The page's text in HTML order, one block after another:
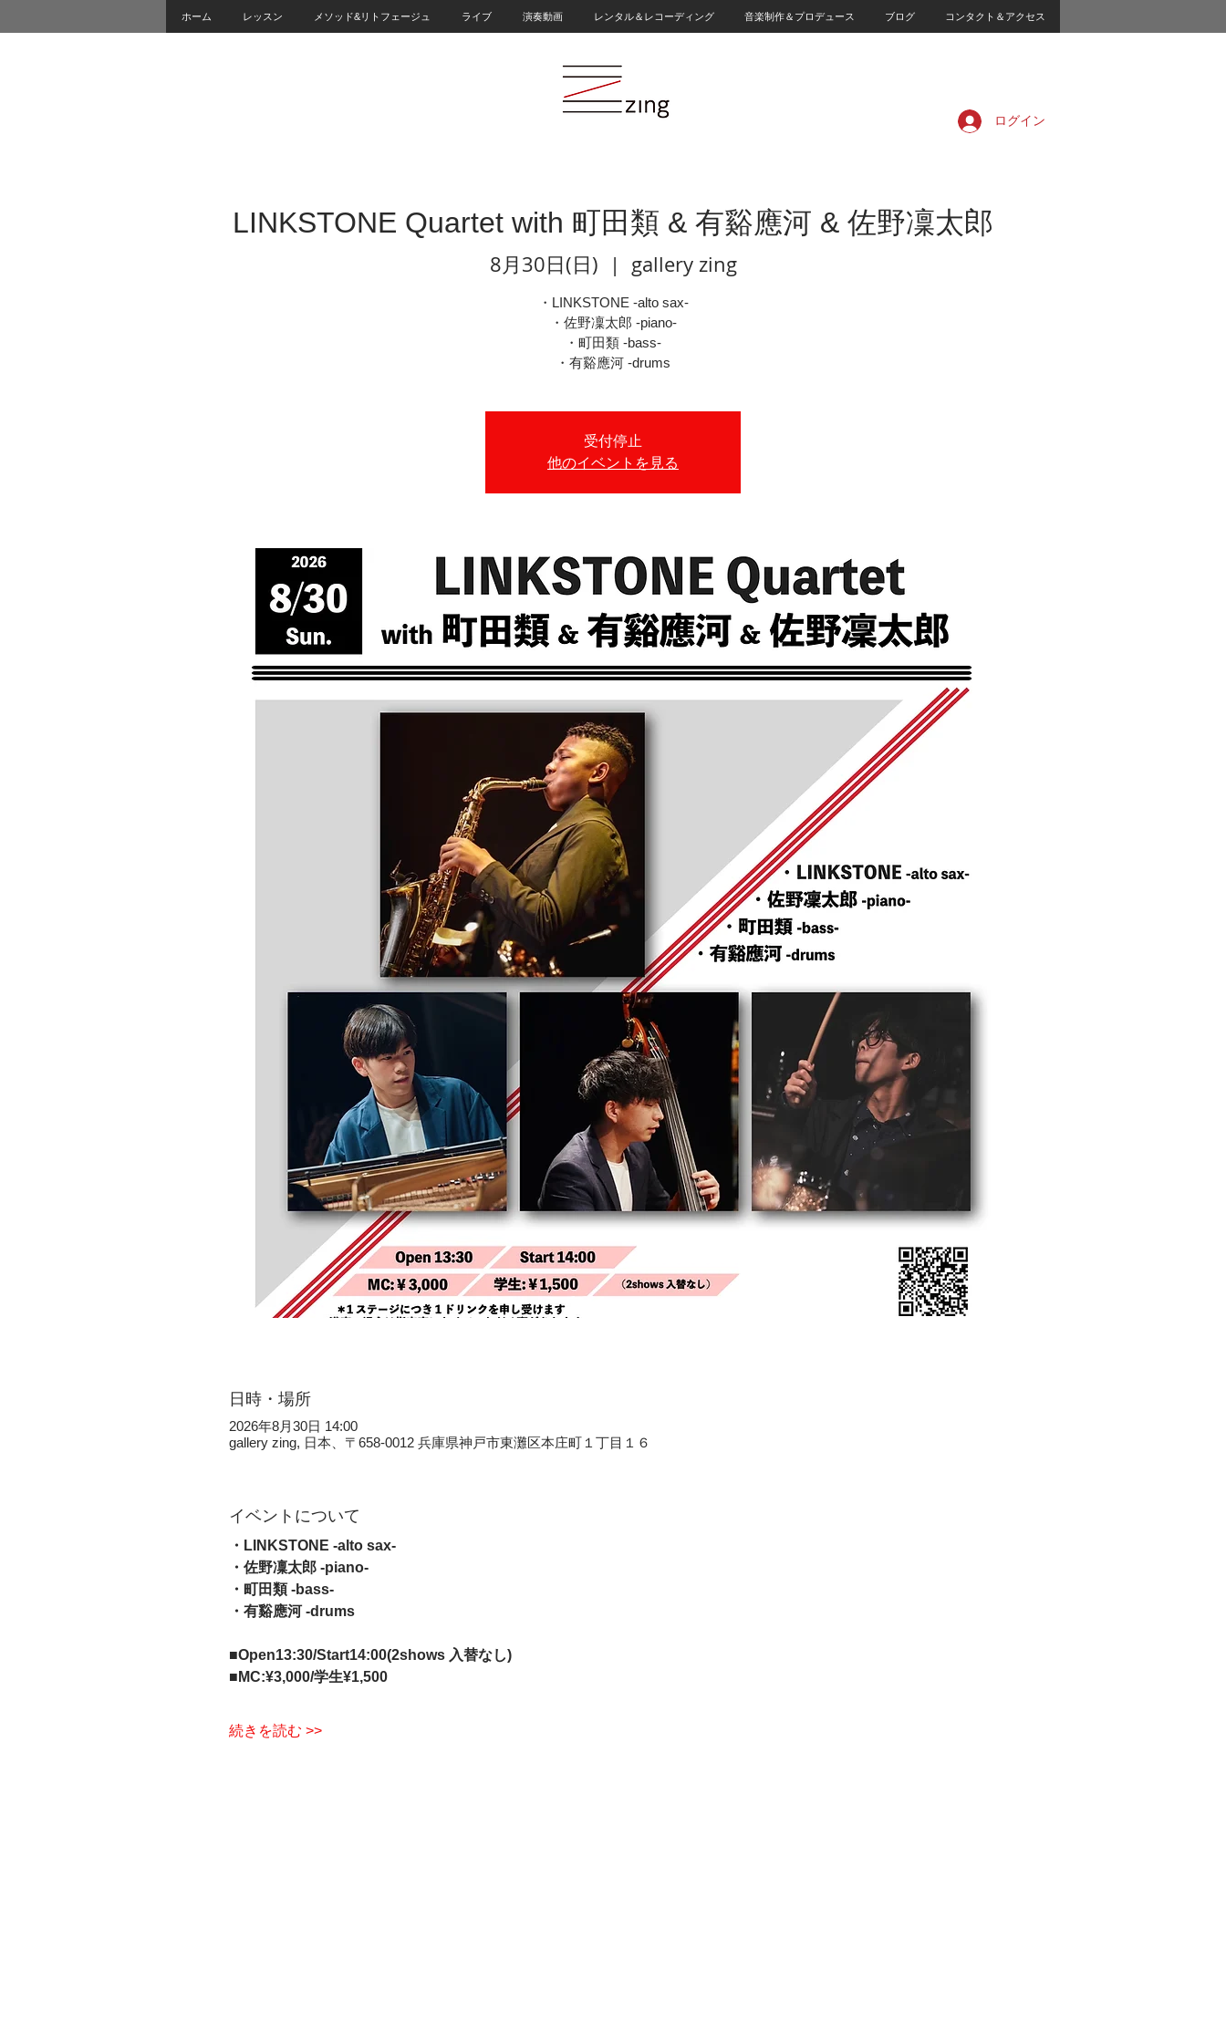
ホーム レッスン メソッド&リトフェージュ ライブ 演奏動画 レンタル＆レコーディング 音楽制作＆プロデュース ブログ コンタクト＆アクセス
ログイン
LINKSTONE Quartet with 町田類 & 有谿應河 & 佐野凜太郎
8月30日(日)
  |
gallery zing
・LINKSTONE -alto sax-
・佐野凜太郎 -piano-
・町田類 -bass-
・有谿應河 -drums
受付停止
他のイベントを見る
日時・場所
2026年8月30日 14:00
gallery zing, 日本、〒658-0012 兵庫県神戸市東灘区本庄町１丁目１６
イベントについて
・LINKSTONE -alto sax-
・佐野凜太郎 -piano-
・町田類 -bass-
・有谿應河 -drums
■Open13:30/Start14:00(2shows 入替なし)
■MC:¥3,000/学生¥1,500
続きを読む >>